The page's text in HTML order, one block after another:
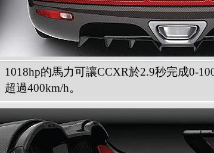
1018hp的馬力可讓CCXR於2.9秒完成0-
超過400km/h。